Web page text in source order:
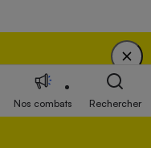
en soutenant
de l'Etat, des
des producteurs et des
Nos combats Rechercher